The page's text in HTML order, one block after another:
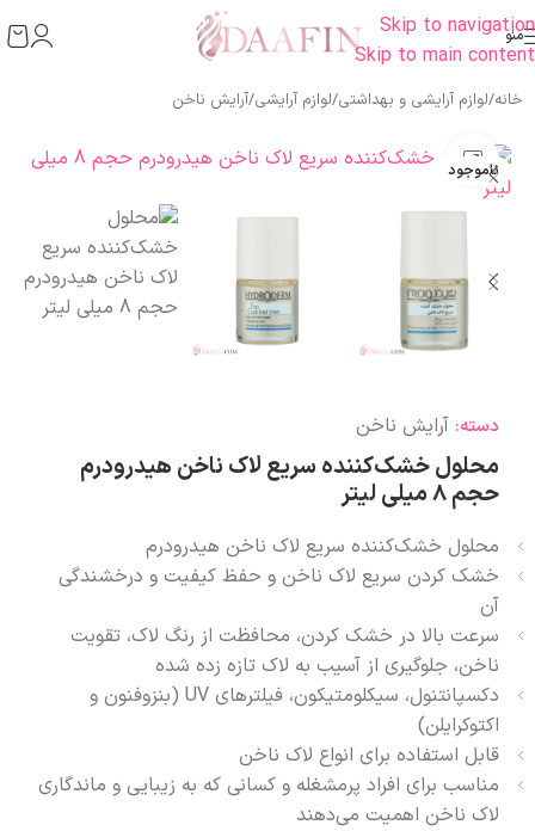
Skip to navigation
Skip to main content
منو
خانه/لوازم آرایشی و بهداشتی/لوازم آرایشی/آرایش ناخن
ناموجود بزرگنمایی تصویر
دسته: آرایش ناخن
محلول خشک‌کننده سریع لاک ناخن هیدرودرم
حجم 8 میلی لیتر
محلول خشک‌کننده سریع لاک ناخن هیدرودرم
خشک کردن سریع لاک ناخن و حفظ کیفیت و درخشندگی
آن
سرعت بالا در خشک کردن، محافظت از رنگ لاک، تقویت
ناخن، جلوگیری از آسیب به لاک تازه زده شده
دکسپانتنول، سیکلومتیکون، فیلترهای UV (بنزوفنون و
اکتوکرایلن)
قابل استفاده برای انواع لاک ناخن
مناسب برای افراد پرمشغله و کسانی که به زیبایی و ماندگاری
لاک ناخن اهمیت می‌دهند